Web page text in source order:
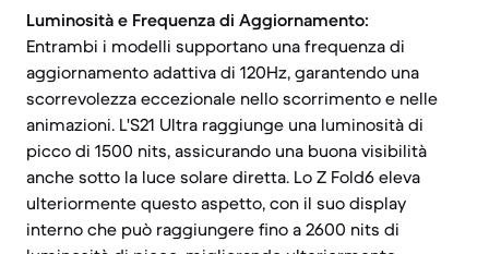
Luminosità e Frequenza di Aggiornamento:
Entrambi i modelli supportano una frequenza di
aggiornamento adattiva di 120Hz, garantendo una
scorrevolezza eccezionale nello scorrimento e nelle
animazioni. L'S21 Ultra raggiunge una luminosità di
picco di 1500 nits, assicurando una buona visibilità
anche sotto la luce solare diretta. Lo Z Fold6 eleva
ulteriormente questo aspetto, con il suo display
interno che può raggiungere fino a 2600 nits di